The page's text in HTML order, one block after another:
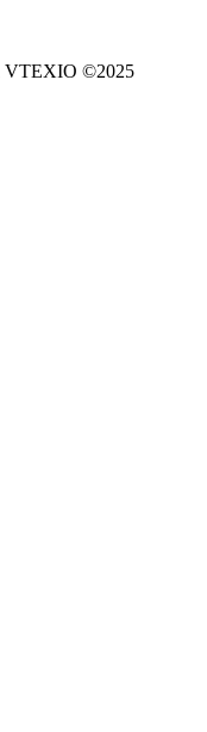
VTEXIO ©2025